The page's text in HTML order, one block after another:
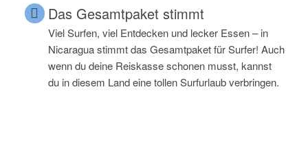
Das Gesamtpaket stimmt
Viel Surfen, viel Entdecken und lecker Essen – in
Nicaragua stimmt das Gesamtpaket für Surfer! Auch
wenn du deine Reiskasse schonen musst, kannst
du in diesem Land eine tollen Surfurlaub verbringen.